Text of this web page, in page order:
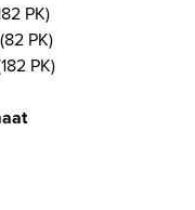
PK)
(82 PK)
PK)